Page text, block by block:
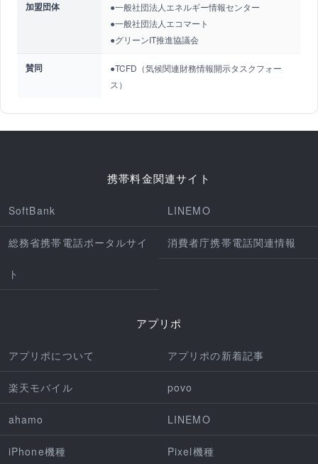
加盟団体
●一般社団法人エネルギー情報センター
●一般社団法人エコマート
●グリーンIT推進協議会
賛同
●TCFD（気候関連財務情報開示タスクフォー
ス）
携帯料金関連サイト
SoftBank LINEMO
総務省携帯電話ポータルサイ
ト
消費者庁携帯電話関連情報
アプリポ
アプリポについて アプリポの新着記事
楽天モバイル povo
ahamo LINEMO
iPhone機種 Pixel機種